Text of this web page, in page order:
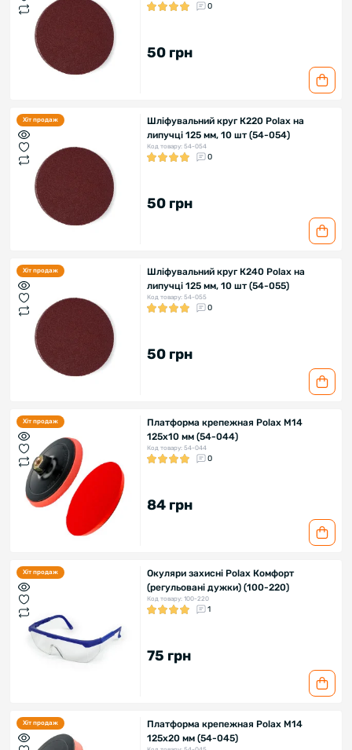
0
50 грн
Хіт продаж
Шліфувальний круг К220 Polax на
липучці 125 мм, 10 шт (54-054)
Код товару: 54-054
0
50 грн
Хіт продаж
Шліфувальний круг К240 Polax на
липучці 125 мм, 10 шт (54-055)
Код товару: 54-055
0
50 грн
Хіт продаж
Платформа крепежная Polax М14
125х10 мм (54-044)
Код товару: 54-044
0
84 грн
Хіт продаж
Окуляри захисні Polax Комфорт
(регульовані дужки) (100-220)
Код товару: 100-220
1
75 грн
Хіт продаж
Платформа крепежная Polax М14
125х20 мм (54-045)